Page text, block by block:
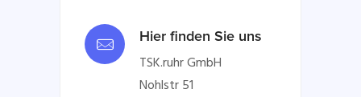
Hier finden Sie uns
TSK.ruhr GmbH
Nohlstr 51